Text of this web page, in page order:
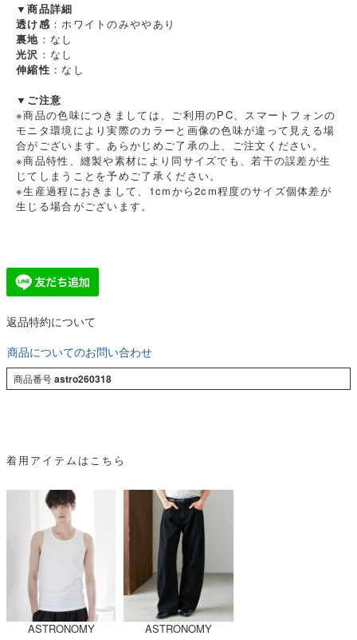
▼商品詳細
透け感 ：ホワイトのみややあり
裏地 ：なし
光沢 ：なし
伸縮性 ：なし
▼ご注意
※商品の色味につきましては、ご利用のPC、スマートフォンの
モニタ環境により実際のカラーと画像の色味が違って見える場
合がございます。あらかじめご了承の上、ご注文ください。
※商品特性、縫製や素材により同サイズでも、若干の誤差が生
じてしまうことを予めご了承ください。
※生産過程におきまして、1cmから2cm程度のサイズ個体差が
生じる場合がございます。
返品特約について
商品についてのお問い合わせ
商品番号astro260318
着用アイテムはこちら
ASTRONOMY
ASTRONOMY